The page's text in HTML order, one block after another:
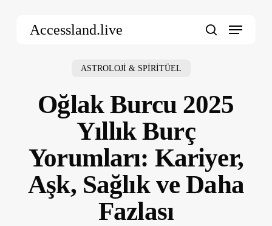
Accessland.live Menu
ASTROLOJİ & SPİRİTÜEL
Oğlak Burcu 2025
Yıllık Burç
Yorumları: Kariyer,
Aşk, Sağlık ve Daha
Fazlası